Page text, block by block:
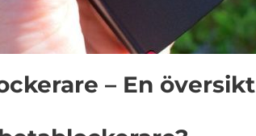
– En översikt